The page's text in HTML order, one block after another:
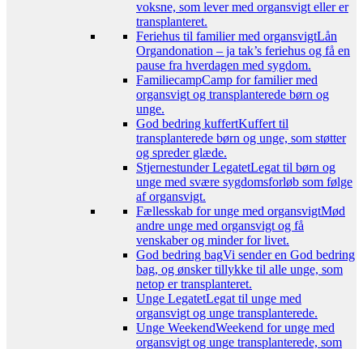
voksne, som lever med organsvigt eller er
transplanteret.
Feriehus til familier med organsvigtLån
Organdonation – ja tak’s feriehus og få en
pause fra hverdagen med sygdom.
FamiliecampCamp for familier med
organsvigt og transplanterede børn og
unge.
God bedring kuffertKuffert til
transplanterede børn og unge, som støtter
og spreder glæde.
Stjernestunder LegatetLegat til børn og
unge med svære sygdomsforløb som følge
af organsvigt.
Fællesskab for unge med organsvigtMød
andre unge med organsvigt og få
venskaber og minder for livet.
God bedring bagVi sender en God bedring
bag, og ønsker tillykke til alle unge, som
netop er transplanteret.
Unge LegatetLegat til unge med
organsvigt og unge transplanterede.
Unge WeekendWeekend for unge med
organsvigt og unge transplanterede, som